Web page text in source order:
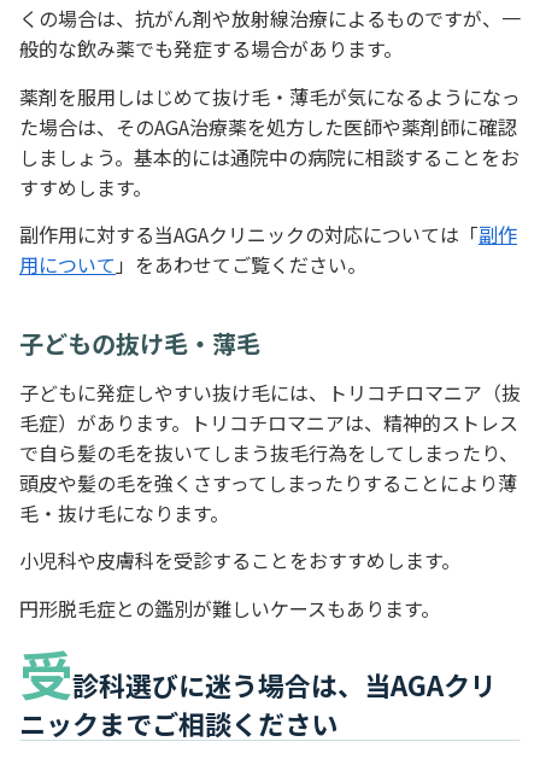
くの場合は、抗がん剤や放射線治療によるものですが、一
般的な飲み薬でも発症する場合があります。
薬剤を服用しはじめて抜け毛・薄毛が気になるようになっ
た場合は、そのAGA治療薬を処方した医師や薬剤師に確認
しましょう。基本的には通院中の病院に相談することをお
すすめします。
副作用に対する当AGAクリニックの対応については「副作
用について 」をあわせてご覧ください。
子どもの抜け毛・薄毛
子どもに発症しやすい抜け毛には、トリコチロマニア（抜
毛症）があります。トリコチロマニアは、精神的ストレス
で自ら髪の毛を抜いてしまう抜毛行為をしてしまったり、
頭皮や髪の毛を強くさすってしまったりすることにより薄
毛・抜け毛になります。
小児科や皮膚科を受診することをおすすめします。
円形脱毛症との鑑別が難しいケースもあります。
受診科選びに迷う場合は、当AGAクリ
ニックまでご相談ください